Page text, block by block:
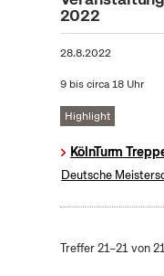
2022
28.8.2022
9 bis circa 18 Uhr
Highlight
KölnTurm
Deutsche
Treffer 21–21 von